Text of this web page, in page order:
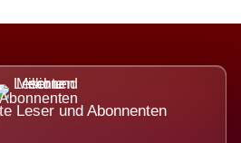
Leser und Abonnenten